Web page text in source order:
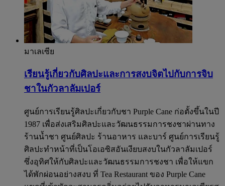
มาเลเซีย
เรียนรู้เกี่ยวกับศิลปะและการสงบจิตไปกับการจิบ
ชาในกัวลาลัมเปอร์​
ศูนย์การเรียนรู้ศิลปะเกี่ยวกับชา Purple Cane ก่อตั้งขึ้นในปี
1987 เพื่อส่งเสริมศิลปะและวัฒนธรรมการชงชาผ่านทาง
ร้านน้ำชา ศูนย์ศิลปะ ร้านอาหาร และบาร์ ศูนย์การเรียนรู้
ศิลปะทำหน้าที่เป็นโอเอซิสอันเงียบสงบในกัวลาลัมเปอร์
ซึ่งอุทิศให้กับศิลปะและวัฒนธรรมการชงชา เพื่อให้แขก
ได้พักผ่อนอย่างสงบ ที่ Tea Restaurant ของ Purple Cane